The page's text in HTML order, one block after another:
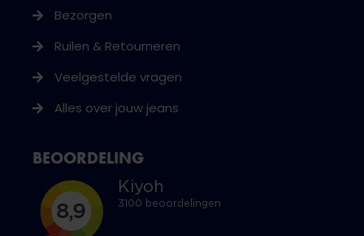
Bezorgen
Ruilen & Retourneren
Veelgestelde vragen
Alles over jouw jeans
BEOORDELING